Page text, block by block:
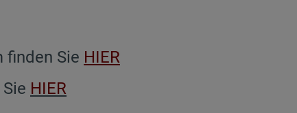
finden Sie HIER
HIER